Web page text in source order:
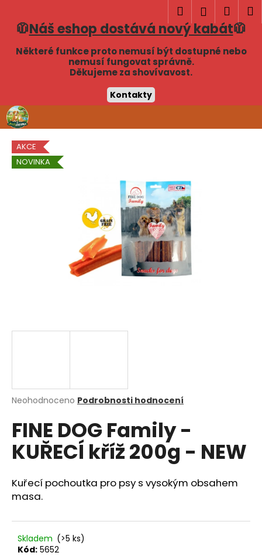
🧥Náš eshop dostává nový kabát🧥
Některé funkce proto nemusí být dostupné nebo
nemusí fungovat správně.
Děkujeme za shovívavost.
Kontakty
Přejít
na
obsah
Hledat
košík
Průměrné
produktu
je
0,0
hvězdiček.
Neohodnoceno Podrobnosti hodnocení
FINE DOG Family -
KUŘECÍ kříž 200g - NEW
Kuřecí pochoutka pro psy s vysokým obsahem
masa.
Skladem (>5 ks)
Kód: 5652
AKCE
NOVINKA
Zpět
Zpět
o
t
ř
e
b
?
HLEDAT
D
o
o
r
č
u